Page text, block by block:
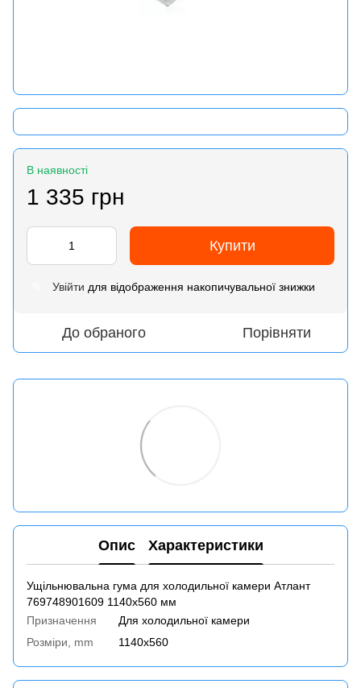
В наявності
1 335 грн
Купити
Увійти для відображення накопичувальної знижки
До обраного Порівняти
Опис Характеристики
Ущільнювальна гума для холодильної камери Атлант
769748901609 1140x560 мм
Призначення
Для холодильної камери
Розміри, mm
1140x560